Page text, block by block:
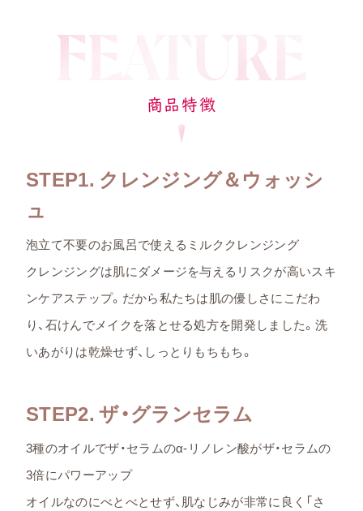
商品特徴
STEP1. クレンジング＆ウォッシ
ュ
泡立て不要のお風呂で使えるミルククレンジング
クレンジングは肌にダメージを与えるリスクが高いスキ
ンケアステップ。だから私たちは肌の優しさにこだわ
り、石けんでメイクを落とせる処方を開発しました。洗
いあがりは乾燥せず、しっとりもちもち。
STEP2. ザ・グランセラム
3種のオイルでザ・セラムのα-リノレン酸がザ・セラムの
3倍にパワーアップ
オイルなのにべとべとせず、肌なじみが非常に良く「さ